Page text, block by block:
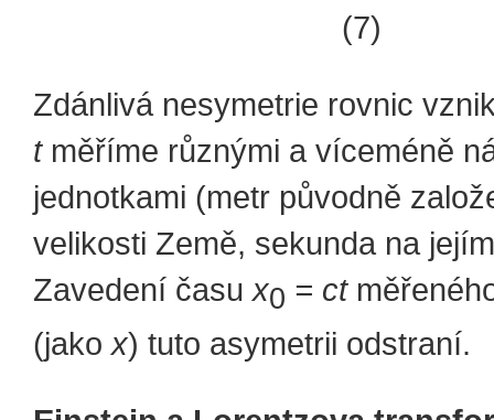
(7)
Zdánlivá nesymetrie rovnic
tměříme různými a víceméně
jednotkami (metr původně
velikosti Země, sekunda na
Zavedení času x0 = ct
(jakox) tuto asymetrii odstraní.